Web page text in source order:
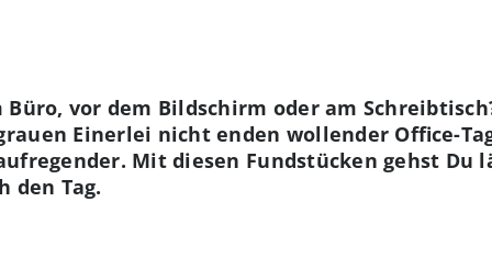
vor dem Bildschirm oder am
Einerlei nicht enden wollender Office-
Mit diesen Fundstücken gehst Du
den Tag.